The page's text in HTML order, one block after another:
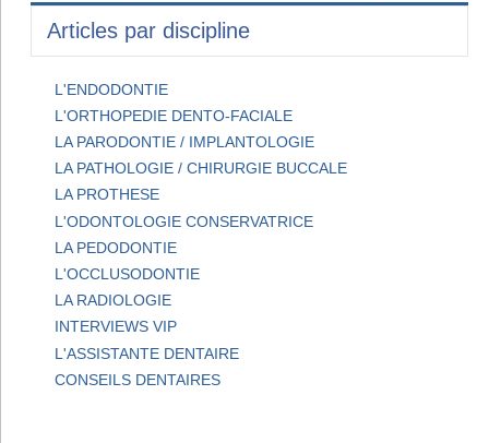
Articles par discipline
L'ENDODONTIE
L'ORTHOPEDIE DENTO-FACIALE
LA PARODONTIE / IMPLANTOLOGIE
LA PATHOLOGIE / CHIRURGIE BUCCALE
LA PROTHESE
L'ODONTOLOGIE CONSERVATRICE
LA PEDODONTIE
L'OCCLUSODONTIE
LA RADIOLOGIE
INTERVIEWS VIP
L'ASSISTANTE DENTAIRE
CONSEILS DENTAIRES